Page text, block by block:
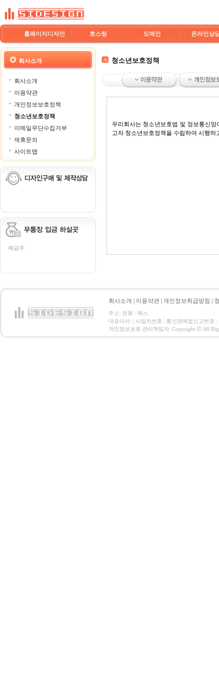
홈페이지디자인 호스팅 도메인 온라인상
회사소개
회사소개
이용약관
개인정보보호정책
청소년보호정책
이메일무단수집거부
제휴문의
사이트맵
예금주:
청소년보호정책
우리회사는 청소년보호법 및 정보통신
고자 청소년보호정책을 수립하여 시행하
회사소개 이용약관 개인정보취급방침
주소: 전화 : 팩스 :
대표이사: | 사업자번호 | 통신판매업신고번호 :
개인정보보호 관리책임자: Copyright ⓒ All